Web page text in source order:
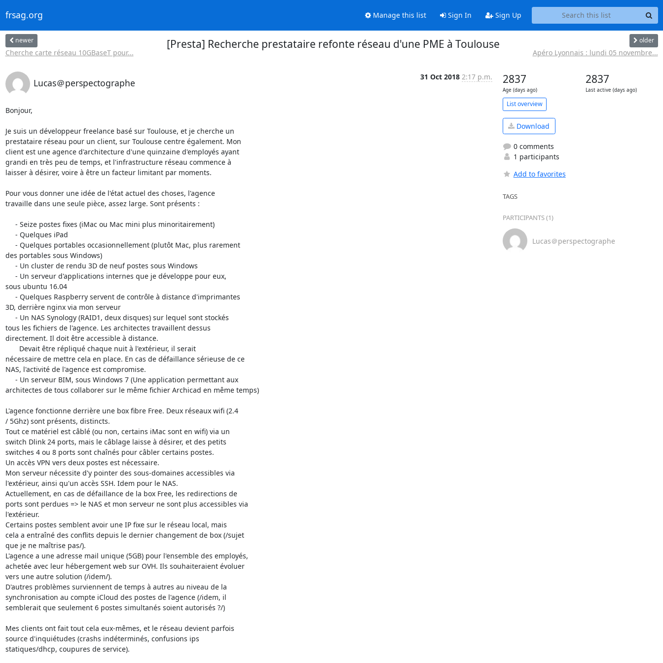
frsag.org Manage this list Sign In Sign Up
newer
Cherche carte réseau 10GBaseT pour...
[Presta] Recherche prestataire refonte réseau d'une PME à Toulouse older
Apéro Lyonnais : lundi 05 novembre...
Lucas＠perspectographe
31 Oct 2018 2:17 p.m.
Bonjour,
Je suis un développeur freelance basé sur Toulouse, et je cherche un
prestataire réseau pour un client, sur Toulouse centre également. Mon
client est une agence d'architecture d'une quinzaine d'employés ayant
grandi en très peu de temps, et l'infrastructure réseau commence à
laisser à désirer, voire à être un facteur limitant par moments.
Pour vous donner une idée de l'état actuel des choses, l'agence
travaille dans une seule pièce, assez large. Sont présents :
des portables sous Windows)
sous ubuntu 16.04
3D, derrière nginx via mon serveur
tous les fichiers de l'agence. Les architectes travaillent dessus
directement. Il doit être accessible à distance.
nécessaire de mettre cela en place. En cas de défaillance sérieuse de ce
NAS, l'activité de l'agence est compromise.
architectes de tous collaborer sur le même fichier Archicad en même temps)
L'agence fonctionne derrière une box fibre Free. Deux réseaux wifi (2.4
/ 5Ghz) sont présents, distincts.
Tout ce matériel est câblé (ou non, certains iMac sont en wifi) via un
switch Dlink 24 ports, mais le câblage laisse à désirer, et des petits
switches 4 ou 8 ports sont chaînés pour câbler certains postes.
Un accès VPN vers deux postes est nécessaire.
Mon serveur nécessite d'y pointer des sous-domaines accessibles via
l'extérieur, ainsi qu'un accès SSH. Idem pour le NAS.
Actuellement, en cas de défaillance de la box Free, les redirections de
ports sont perdues => le NAS et mon serveur ne sont plus accessibles via
l'extérieur.
Certains postes semblent avoir une IP fixe sur le réseau local, mais
cela a entraîné des conflits depuis le dernier changement de box (/sujet
que je ne maîtrise pas/).
L'agence a une adresse mail unique (5GB) pour l'ensemble des employés,
achetée avec leur hébergement web sur OVH. Ils souhaiteraient évoluer
vers une autre solution (/idem/).
D'autres problèmes surviennent de temps à autres au niveau de la
synchronisation au compte iCloud des postes de l'agence (/idem, il
semblerait que seulement 6 postes simultanés soient autorisés ?/)
Mes clients ont fait tout cela eux-mêmes, et le réseau devient parfois
source d'inquiétudes (crashs indéterminés, confusions ips
statiques/dhcp, coupures de service).
2837
Age (days ago)
2837
Last active (days ago)
List overview
Download
0 comments
1 participants
Add to favorites
TAGS
PARTICIPANTS (1)
Lucas＠perspectographe